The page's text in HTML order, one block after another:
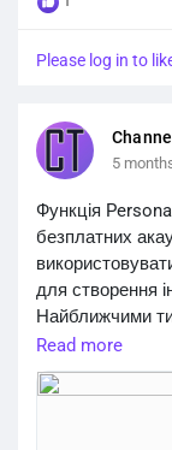
Please log in to
5
Функція
безплатних
для створення
Найближчими
застосунку
користувачів
замовчуванням
Read more